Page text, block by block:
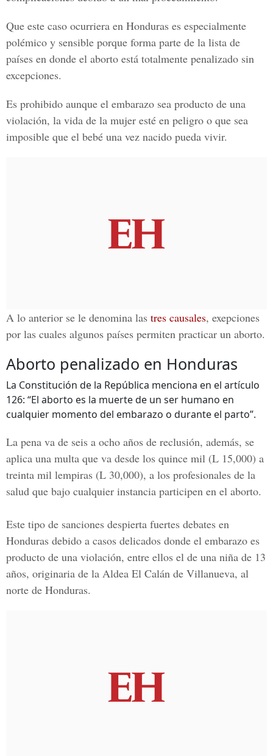
Que este caso ocurriera en Honduras es especialmente
polémico y sensible porque forma parte de la lista de
países en donde el aborto está totalmente penalizado sin
excepciones.
Es prohibido aunque el embarazo sea producto de una
violación, la vida de la mujer esté en peligro o que sea
imposible que el bebé una vez nacido pueda vivir.
A lo anterior se le denomina las tres causales, exepciones
por las cuales algunos países permiten practicar un aborto.
Aborto penalizado en Honduras
La Constitución de la República menciona en el artículo
126: “El aborto es la muerte de un ser humano en
cualquier momento del embarazo o durante el parto”.
La pena va de seis a ocho años de reclusión, además, se
aplica una multa que va desde los quince mil (L 15,000) a
treinta mil lempiras (L 30,000), a los profesionales de la
salud que bajo cualquier instancia participen en el aborto.
Este tipo de sanciones despierta fuertes debates en
Honduras debido a casos delicados donde el embarazo es
producto de una violación, entre ellos el de una niña de 13
años, originaria de la Aldea El Calán de Villanueva, al
norte de Honduras.